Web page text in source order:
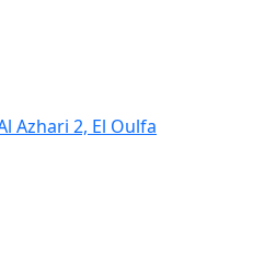
Azhari 2, El Oulfa